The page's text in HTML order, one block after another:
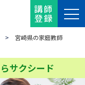
講師
登録
> 宮崎県の家庭教師
サクシード